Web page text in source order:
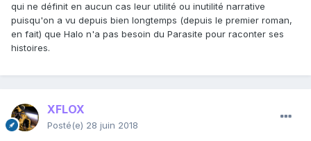
qui ne définit en aucun cas leur utilité ou inutilité narrative
puisqu'on a vu depuis bien longtemps (depuis le premier roman,
en fait) que Halo n'a pas besoin du Parasite pour raconter ses
histoires.
XFLOX
Posté(e) 28 juin 2018